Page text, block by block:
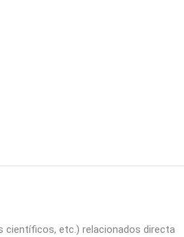
científicos, etc.) relacionados directa